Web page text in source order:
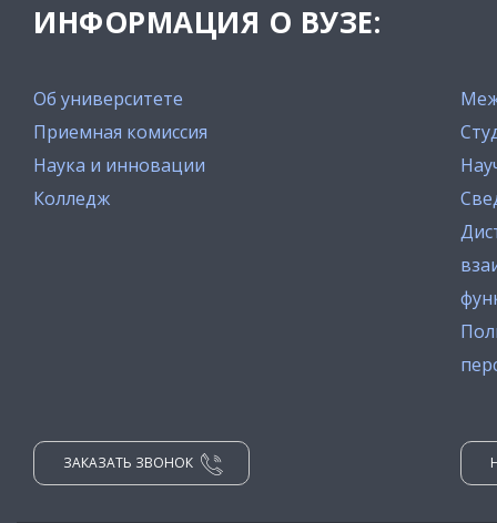
ИНФОРМАЦИЯ О ВУЗЕ:
Об университете
Приемная комиссия
Наука и инновации
Колледж
ЗАКАЗАТЬ ЗВОНОК